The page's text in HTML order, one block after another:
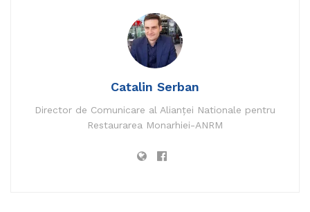
moment istoric pentru Parlament.
Pentru prima dată a fost folosită o procedură specială de
dezbatere şi vot electronic la distanţă.
Corlăţean, au fost prezenţi în sala de plen. Dezbaterile au
şi-au susținut intervenţiile, în conexiune telefonică directă
Catalin Serban
Director de Comunicare al Alianței Nationale pentru
Restaurarea Monarhiei-ANRM